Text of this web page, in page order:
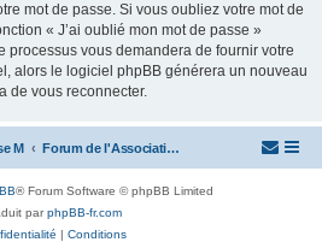
mot de passe. Si vous oubliez votre mot de
« J’ai oublié mon mot de passe »
processus vous demandera de fournir votre
alors le logiciel phpBB générera un nouveau
de vous reconnecter.
M Forum de l'Association Française de Classe M
® Forum Software © phpBB Limited
parphpBB-fr.com
| Conditions